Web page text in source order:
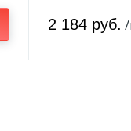
2 184 руб.